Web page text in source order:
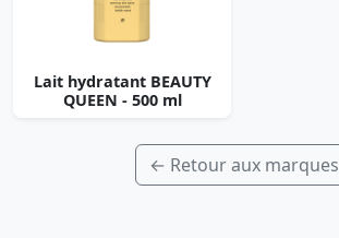
Lait hydratant BEAUTY
QUEEN - 500 ml
← Retour aux marques